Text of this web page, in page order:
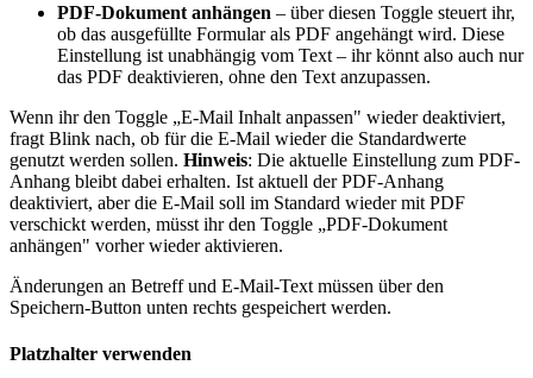
PDF-Dokument anhängen – über diesen Toggle steuert ihr,
ob das ausgefüllte Formular als PDF angehängt wird. Diese
Einstellung ist unabhängig vom Text – ihr könnt also auch nur
das PDF deaktivieren, ohne den Text anzupassen.
Wenn ihr den Toggle „E-Mail Inhalt anpassen" wieder deaktiviert,
fragt Blink nach, ob für die E-Mail wieder die Standardwerte
genutzt werden sollen. Hinweis: Die aktuelle Einstellung zum PDF-
Anhang bleibt dabei erhalten. Ist aktuell der PDF-Anhang
deaktiviert, aber die E-Mail soll im Standard wieder mit PDF
verschickt werden, müsst ihr den Toggle „PDF-Dokument
anhängen" vorher wieder aktivieren.
Änderungen an Betreff und E-Mail-Text müssen über den
Speichern-Button unten rechts gespeichert werden.
Platzhalter verwenden